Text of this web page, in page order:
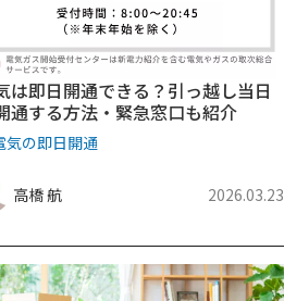
は即日開通できる？引っ越し当日
通する方法・緊急窓口も紹介
気の即日開通
高橋 航 2026.03.23